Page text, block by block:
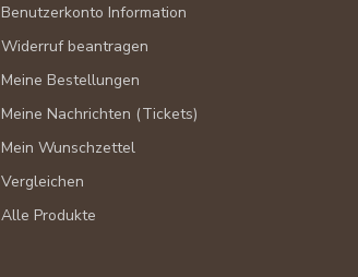
Benutzerkonto Information
Widerruf beantragen
Meine Bestellungen
Meine Nachrichten (Tickets)
Mein Wunschzettel
Vergleichen
Alle Produkte